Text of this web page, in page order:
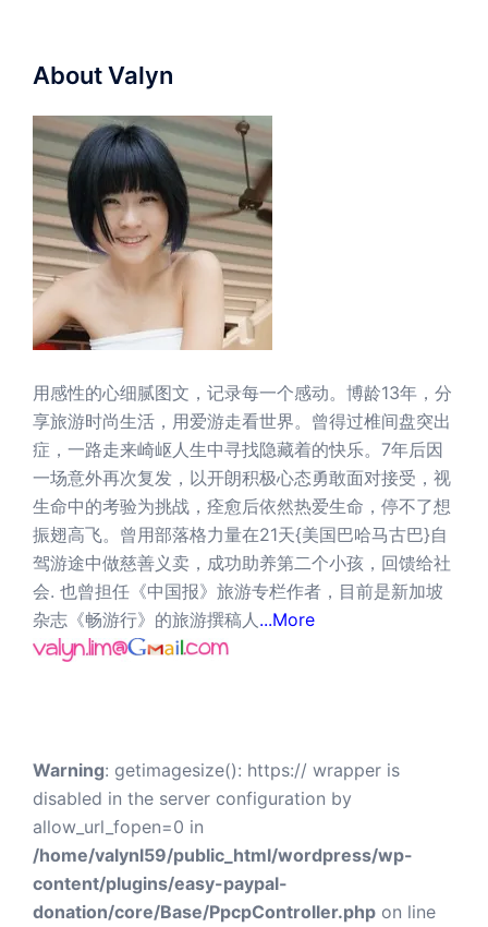
About Valyn
用感性的心细腻图文，记录每一个感动。博龄13年，分
享旅游时尚生活，用爱游走看世界。曾得过椎间盘突出
症，一路走来崎岖人生中寻找隐藏着的快乐。7年后因
一场意外再次复发，以开朗积极心态勇敢面对接受，视
生命中的考验为挑战，痊愈后依然热爱生命，停不了想
振翅高飞。曾用部落格力量在21天{美国巴哈马古巴}自
驾游途中做慈善义卖，成功助养第二个小孩，回馈给社
会. 也曾担任《中国报》旅游专栏作者，目前是新加坡
杂志《畅游行》的旅游撰稿人 ...More
Warning: getimagesize(): https:// wrapper is
disabled in the server configuration by
allow_url_fopen=0 in
/home/valynl59/public_html/wordpress/wp-
content/plugins/easy-paypal-
donation/core/Base/PpcpController.php on line